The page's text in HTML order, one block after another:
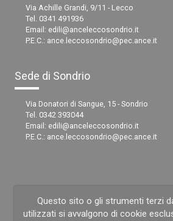
Via Achille Grandi, 9/11 - Lecco
Tel. 0341 491936
Email: edili@anceleccosondrio.it
P.E.C.: ance.leccosondrio@pec.ance.it
Sede di Sondrio
Via Donatori di Sangue, 15 - Sondrio
Tel. 0342 393044
Email: edili@anceleccosondrio.it
P.E.C.: ance.leccosondrio@pec.ance.it
Questo sito o gli strumenti terzi
utilizzati si avvalgono di cookie